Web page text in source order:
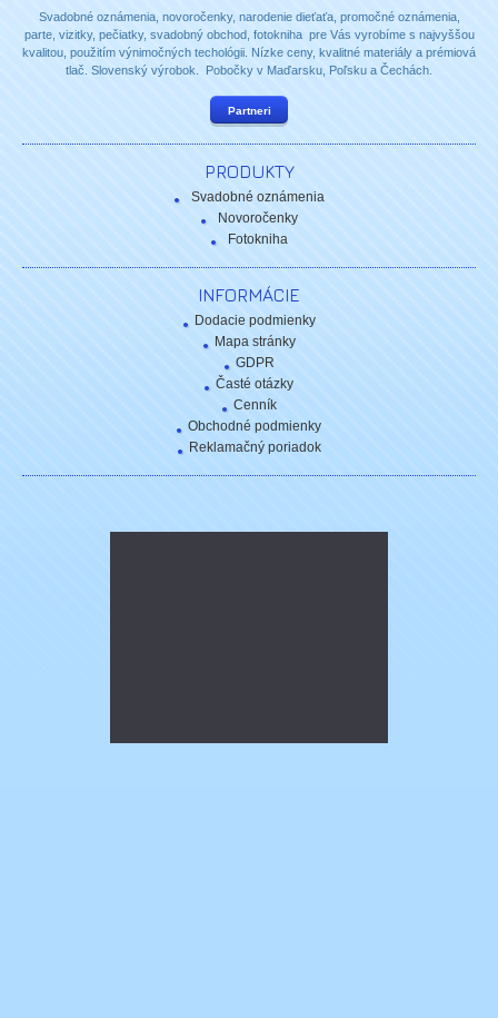
Svadobné oznámenia, novoročenky, narodenie dieťaťa, promočné oznámenia,
parte, vizitky, pečiatky, svadobný obchod, fotokniha pre Vás vyrobíme s najvyššou
kvalitou, použitím výnimočných techológii. Nízke ceny, kvalitné materiály a prémiová
tlač. Slovenský výrobok. Pobočky v Maďarsku, Poľsku a Čechách.
Partneri
PRODUKTY
Svadobné oznámenia
Novoročenky
Fotokniha
INFORMÁCIE
Dodacie podmienky
Mapa stránky
GDPR
Časté otázky
Cenník
Obchodné podmienky
Reklamačný poriadok